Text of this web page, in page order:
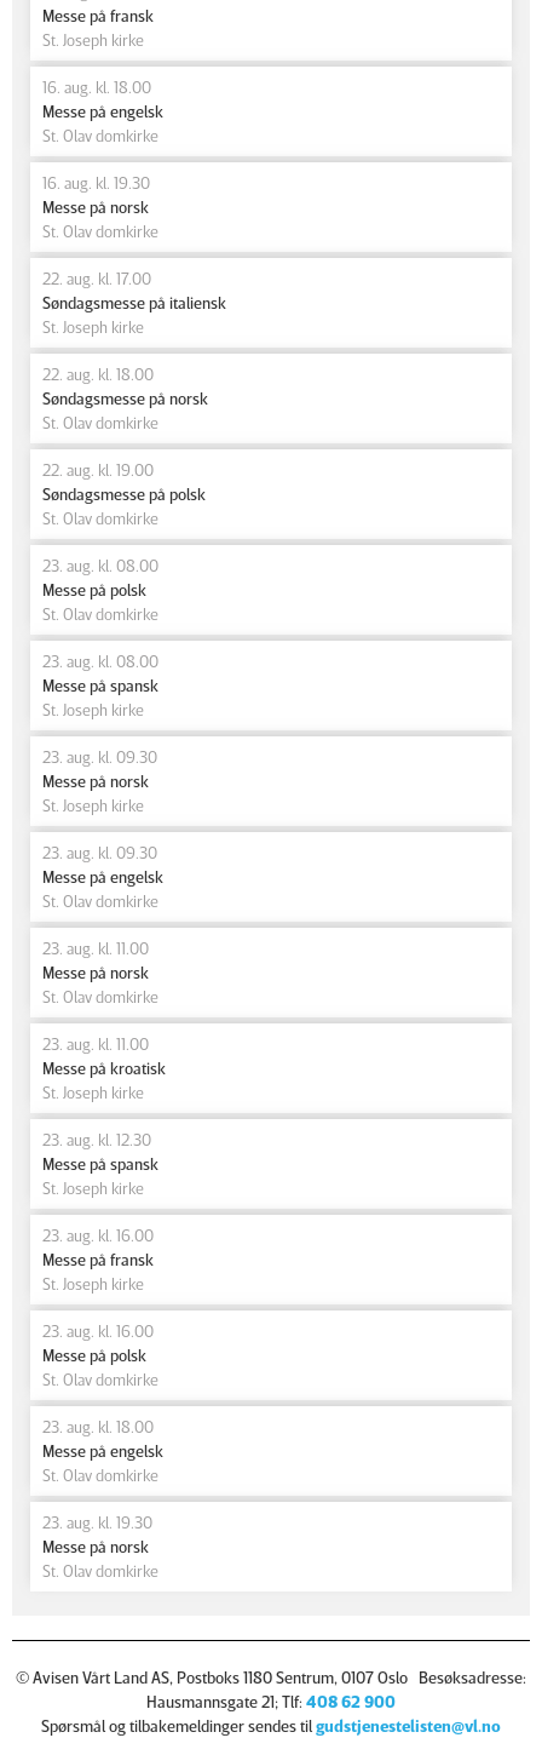
Messe på fransk
St. Joseph kirke
16. aug. kl. 18.00
Messe på engelsk
St. Olav domkirke
16. aug. kl. 19.30
Messe på norsk
St. Olav domkirke
22. aug. kl. 17.00
Søndagsmesse på italiensk
St. Joseph kirke
22. aug. kl. 18.00
Søndagsmesse på norsk
St. Olav domkirke
22. aug. kl. 19.00
Søndagsmesse på polsk
St. Olav domkirke
23. aug. kl. 08.00
Messe på polsk
St. Olav domkirke
23. aug. kl. 08.00
Messe på spansk
St. Joseph kirke
23. aug. kl. 09.30
Messe på norsk
St. Joseph kirke
23. aug. kl. 09.30
Messe på engelsk
St. Olav domkirke
23. aug. kl. 11.00
Messe på norsk
St. Olav domkirke
23. aug. kl. 11.00
Messe på kroatisk
St. Joseph kirke
23. aug. kl. 12.30
Messe på spansk
St. Joseph kirke
23. aug. kl. 16.00
Messe på fransk
St. Joseph kirke
23. aug. kl. 16.00
Messe på polsk
St. Olav domkirke
23. aug. kl. 18.00
Messe på engelsk
St. Olav domkirke
23. aug. kl. 19.30
Messe på norsk
St. Olav domkirke
© Avisen Vårt Land AS, Postboks 1180 Sentrum, 0107 Oslo Besøksadresse:
Hausmannsgate 21; Tlf: 408 62 900
Spørsmål og tilbakemeldinger sendes tilgudstjenestelisten@vl.no